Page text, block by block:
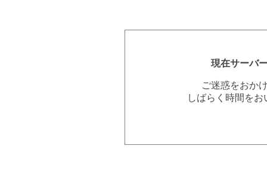
現在サーバ
ご迷惑をおか
しばらく時間を